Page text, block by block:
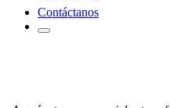
Contáctanos